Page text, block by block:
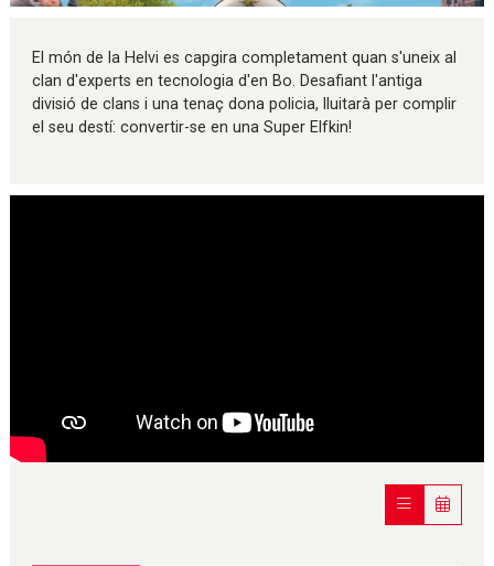
El món de la Helvi es capgira completament quan s'uneix al
clan d'experts en tecnologia d'en Bo. Desafiant l'antiga
divisió de clans i una tenaç dona policia, lluitarà per complir
el seu destí: convertir-se en una Super Elfkin!